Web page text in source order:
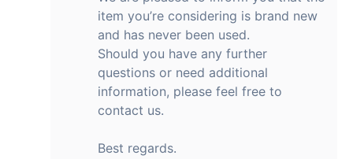
tabletđa năng, vừa có thể học tập, làm việc cũng
như giải trí không giới hạn. Hãy cùng Hoàng Hà Mobile đánh
Thiết kế cao cấp, sang trọng nhưng vẫn vô
cùng gọn nhẹ
item you’re considering is brand new
and has never been used.
Should you have any further
questions or need additional
information, please feel free to
contact us.
Best regards.